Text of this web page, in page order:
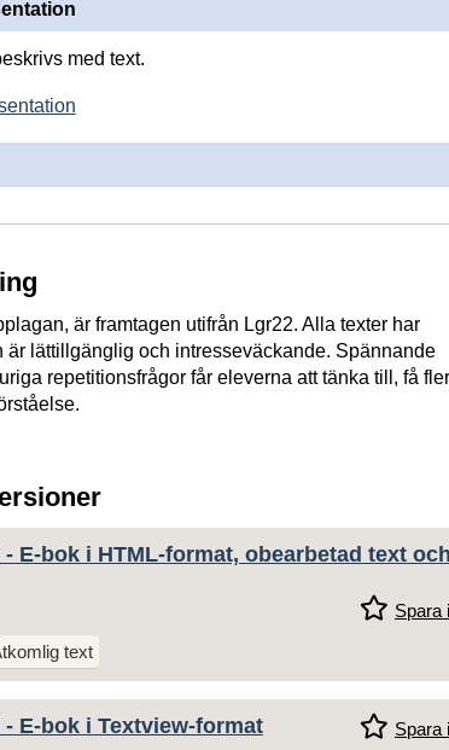
med text.
är framtagen utifrån Lgr22. Alla texter har
är lättillgänglig och intresseväckande. Spännande
repetitionsfrågor får eleverna att tänka till, få fler
E-bok i HTML-format, obearbetad text och
Spara
text
E-bok i Textview-format
Spara